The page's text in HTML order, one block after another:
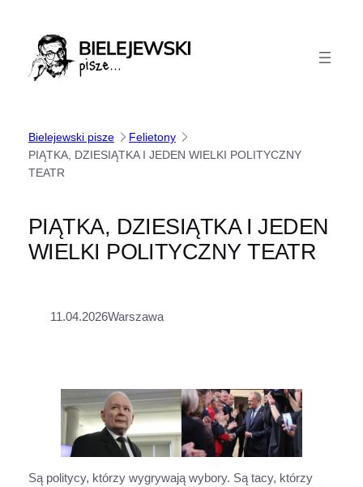
Bielejewski pisze
Felietony
PIĄTKA, DZIESIĄTKA I JEDEN WIELKI POLITYCZNY
TEATR
PIĄTKA, DZIESIĄTKA I JEDEN
WIELKI POLITYCZNY TEATR
11.04.2026Warszawa
Są politycy, którzy wygrywają wybory. Są tacy, którzy